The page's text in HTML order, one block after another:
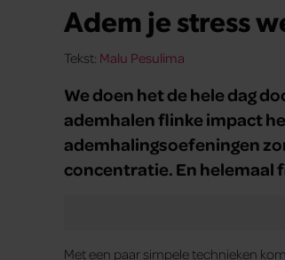
Adem je stress
Tekst: Malu Pesulima
We doen het de hele dag
ademhalen flinke impact
ademhalingsoefeningen
concentratie. En helemaal
Met een paar simpele technieken